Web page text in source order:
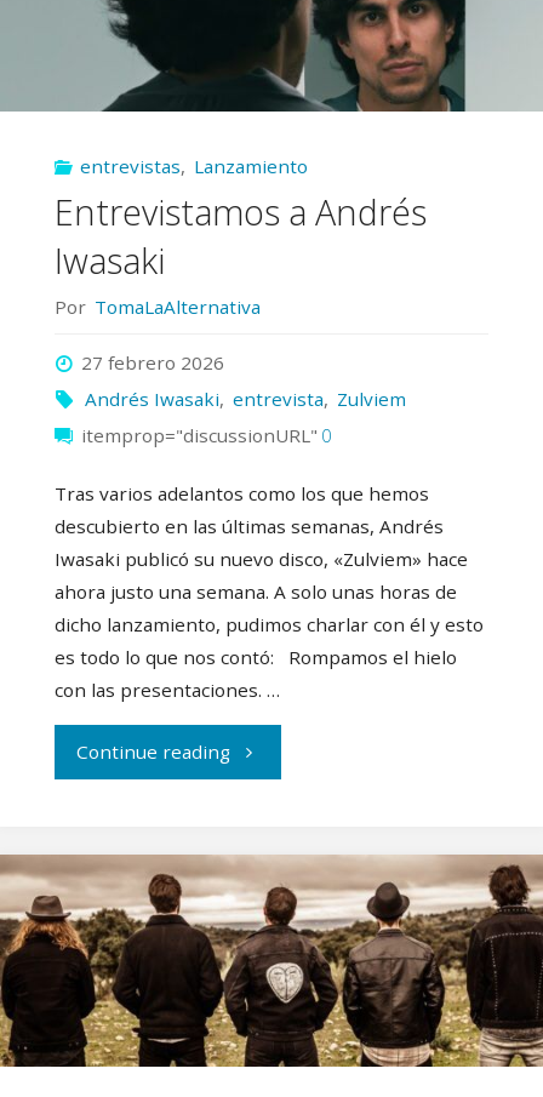
sónica»
entrevistas, Lanzamiento
Entrevistamos a Andrés
Iwasaki
Por TomaLaAlternativa
27 febrero 2026
Andrés Iwasaki, entrevista, Zulviem
itemprop="discussionURL" 0
Tras varios adelantos como los que hemos
descubierto en las últimas semanas, Andrés
Iwasaki publicó su nuevo disco, «Zulviem» hace
ahora justo una semana. A solo unas horas de
dicho lanzamiento, pudimos charlar con él y esto
es todo lo que nos contó: Rompamos el hielo
con las presentaciones. …
Continue reading"Entrevistamos
Andrés
Iwasaki"